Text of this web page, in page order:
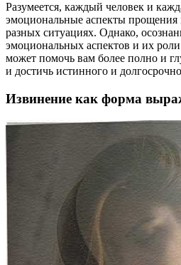
Разумеется, каждый человек и
эмоциональные аспекты прощения
разных ситуациях. Однако,
эмоциональных аспектов и их
может помочь вам более полно и
и достичь истинного и
Извинение как форма